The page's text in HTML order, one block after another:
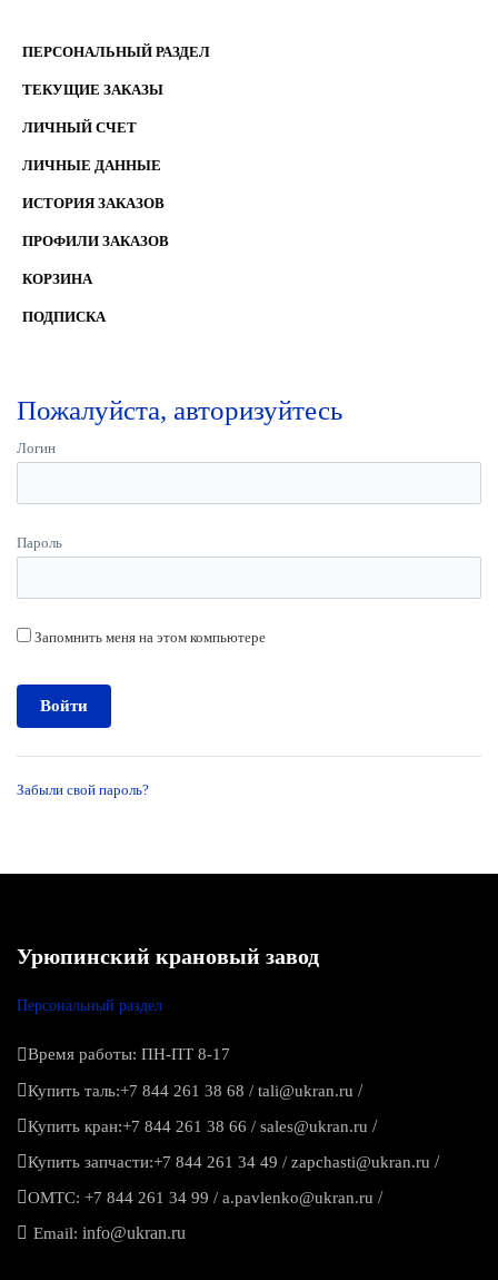
ПЕРСОНАЛЬНЫЙ РАЗДЕЛ
ТЕКУЩИЕ ЗАКАЗЫ
ЛИЧНЫЙ СЧЕТ
ЛИЧНЫЕ ДАННЫЕ
ИСТОРИЯ ЗАКАЗОВ
ПРОФИЛИ ЗАКАЗОВ
КОРЗИНА
ПОДПИСКА
Пожалуйста, авторизуйтесь
Логин
Пароль
Запомнить меня на этом компьютере
Забыли свой пароль?
Урюпинский крановый завод
Персональный раздел
Время работы: ПН-ПТ 8-17
Купить таль:+7 844 261 38 68 / tali@ukran.ru /
Купить кран:+7 844 261 38 66 / sales@ukran.ru /
Купить запчасти:+7 844 261 34 49 / zapchasti@ukran.ru /
ОМТС: +7 844 261 34 99 / a.pavlenko@ukran.ru /
Email: info@ukran.ru